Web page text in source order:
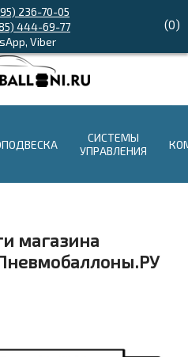
236-70-05
444-69-77
Viber
(0)
СИСТЕМЫ
УПРАВЛЕНИЯ
магазина